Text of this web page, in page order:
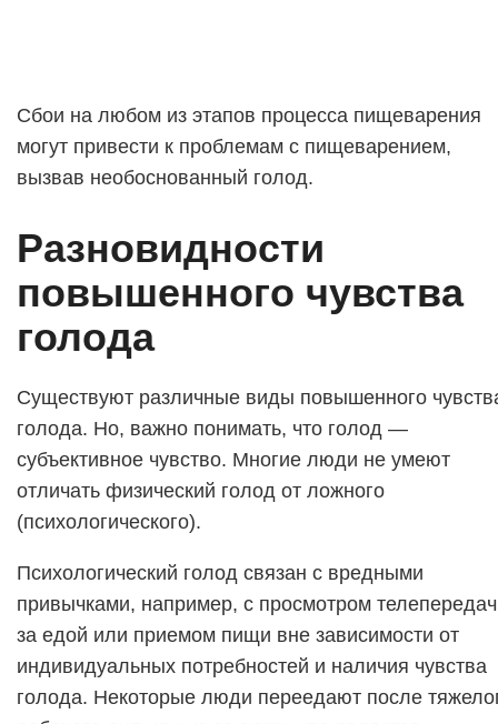
Сбои на любом из этапов процесса пищеварения
могут привести к проблемам с пищеварением,
вызвав необоснованный голод.
Разновидности
повышенного чувства
голода
Существуют различные виды повышенного
голода. Но, важно понимать, что голод —
субъективное чувство. Многие люди не умеют
отличать физический голод от ложного
(психологического).
Психологический голод связан с вредными
привычками, например, с просмотром телепередач
за едой или приемом пищи вне зависимости от
индивидуальных потребностей и наличия чувства
голода. Некоторые люди переедают после